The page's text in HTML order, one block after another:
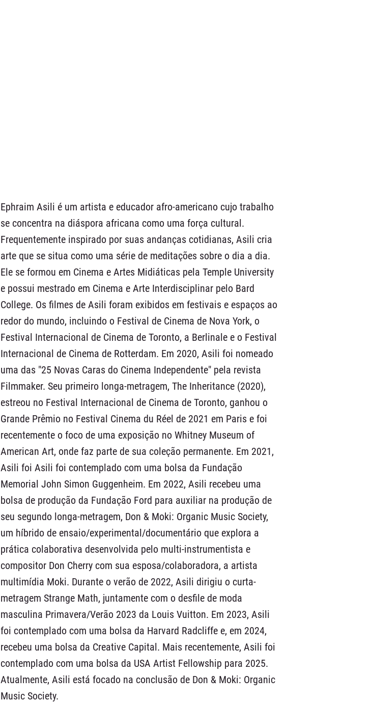
Ephraim Asili é um artista e educador afro-americano cujo trabalho
se concentra na diáspora africana como uma força cultural.
Frequentemente inspirado por suas andanças cotidianas, Asili cria
arte que se situa como uma série de meditações sobre o dia a dia.
Ele se formou em Cinema e Artes Midiáticas pela Temple University
e possui mestrado em Cinema e Arte Interdisciplinar pelo Bard
College. Os filmes de Asili foram exibidos em festivais e espaços ao
redor do mundo, incluindo o Festival de Cinema de Nova York, o
Festival Internacional de Cinema de Toronto, a Berlinale e o Festival
Internacional de Cinema de Rotterdam. Em 2020, Asili foi nomeado
uma das "25 Novas Caras do Cinema Independente" pela revista
Filmmaker. Seu primeiro longa-metragem, The Inheritance (2020),
estreou no Festival Internacional de Cinema de Toronto, ganhou o
Grande Prêmio no Festival Cinema du Réel de 2021 em Paris e foi
recentemente o foco de uma exposição no Whitney Museum of
American Art, onde faz parte de sua coleção permanente. Em 2021,
Asili foi Asili foi contemplado com uma bolsa da Fundação
Memorial John Simon Guggenheim. Em 2022, Asili recebeu uma
bolsa de produção da Fundação Ford para auxiliar na produção de
seu segundo longa-metragem, Don & Moki: Organic Music Society,
um híbrido de ensaio/experimental/documentário que explora a
prática colaborativa desenvolvida pelo multi-instrumentista e
compositor Don Cherry com sua esposa/colaboradora, a artista
multimídia Moki. Durante o verão de 2022, Asili dirigiu o curta-
metragem Strange Math, juntamente com o desfile de moda
masculina Primavera/Verão 2023 da Louis Vuitton. Em 2023, Asili
foi contemplado com uma bolsa da Harvard Radcliffe e, em 2024,
recebeu uma bolsa da Creative Capital. Mais recentemente, Asili foi
contemplado com uma bolsa da USA Artist Fellowship para 2025.
Atualmente, Asili está focado na conclusão de Don & Moki: Organic
Music Society.